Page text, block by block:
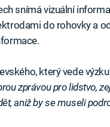
snímá vizuální
do rohovky a
který vede
zprávou pro lidstvo,
aniž by se museli